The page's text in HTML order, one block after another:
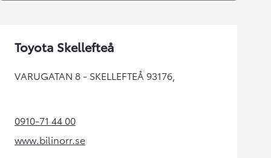
Toyota Skellefteå
VARUGATAN 8 - SKELLEFTEÅ 93176,
0910-71 44 00(Opens in new tab)
www.bilinorr.se(Opens in new tab)